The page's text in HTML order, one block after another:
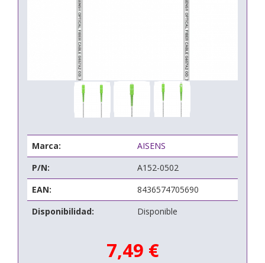
Marca:
AISENS
P/N:
A152-0502
EAN:
8436574705690
Disponibilidad:
Disponible
7,49 €